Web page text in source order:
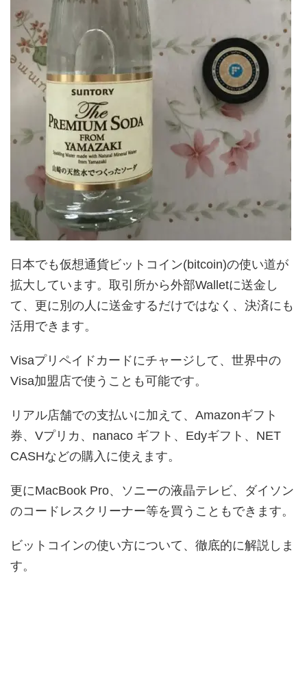
日本でも仮想通貨ビットコイン(bitcoin)の使い道が
拡大しています。取引所から外部Walletに送金し
て、更に別の人に送金するだけではなく、決済にも
活用できます。
Visaプリペイドカードにチャージして、世界中の
Visa加盟店で使うことも可能です。
リアル店舗での支払いに加えて、Amazonギフト
券、Vプリカ、nanaco ギフト、Edyギフト、NET
CASHなどの購入に使えます。
更にMacBook Pro、ソニーの液晶テレビ、ダイソン
のコードレスクリーナー等を買うこともできます。
ビットコインの使い方について、徹底的に解説しま
す。